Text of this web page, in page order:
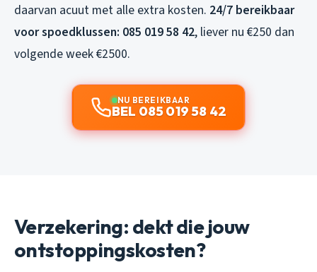
daarvan acuut met alle extra kosten. 24/7 bereikbaar
voor spoedklussen: 085 019 58 42, liever nu €250 dan
volgende week €2500.
NU BEREIKBAAR
BEL 085 019 58 42
Verzekering: dekt die jouw
ontstoppingskosten?